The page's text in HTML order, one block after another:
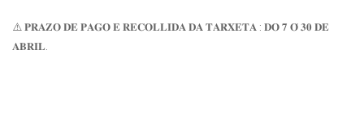
⚠️𝐏𝐑𝐀𝐙𝐎 𝐃𝐄 𝐏𝐀𝐆𝐎 𝐄 𝐑𝐄𝐂𝐎𝐋𝐋𝐈𝐃𝐀 𝐃𝐀 𝐓𝐀𝐑𝐗𝐄𝐓𝐀 : 𝐃𝐎 𝟕 𝐎́ 𝟑𝟎 𝐃𝐄
𝐀𝐁𝐑𝐈𝐋.